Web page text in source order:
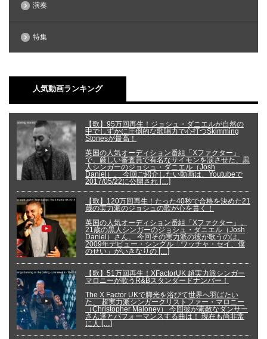
演奏
特集
人気動画ランキング
【歌】95万回再生！ジョシュ・ダニエルが自然の
中でしずかに圧倒的な歌唱力で心打つSkimming
Stonesが最高！
英国の人気オーディション番組「Xファクター」
で、厳しい審査員で有名なサイモンを涙させた、黒
人シンガーのジョシュ・ダニエル（Josh
Daniel）。 今回ご紹介したい動画は、Youtubeで
2017/05/22に公開され […]
【歌】120万回再生！たった40秒で合格を決めた21
歳の実力派のジョシュの歌が心を貫く！
英国の人気オーディション番組「Xファクター」。
21歳の黒人シンガーのジョシュ・ダニエル（Josh
Daniel）さん。 今回その実力派の彼が歌うのは、
2009年デビュー・シングル「ワッチャ・セイ、僕
のせい」がいきなりの […]
【歌】51万回再生！XFactorUK 超実力派シンガー
マロニーが歌うR&Bスタンダードナンバー！
The X Factor UKで脚光を浴びて世界へ羽ばたい
た、 超実力派シンガークリストファー・マロニー
（Christopher Maloney） 今回彼が素敵なダンサー
さん達とパフォーマンスする曲は！ 現在も尚非常
に人 […]